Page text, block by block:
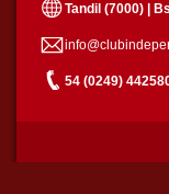
Tandil (7000) |
54 (0249)